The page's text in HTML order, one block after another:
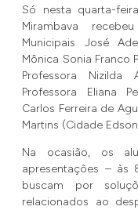
Só nesta quarta-
Mirambava
Municipais José
Mônica Sonia Franco
Professora Nizilda
Professora Eliana
Carlos Ferreira de
Martins (Cidade
Na ocasião, os
apresentações – às
buscam por
relacionados ao